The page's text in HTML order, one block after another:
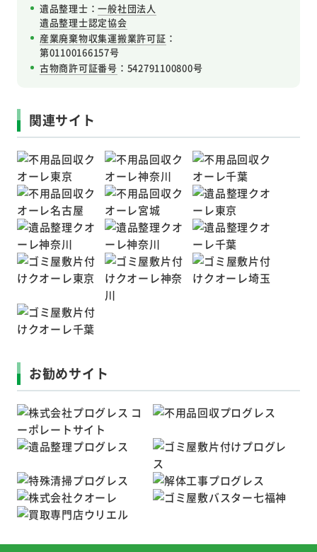
遺品整理士：一般社団法人
遺品整理士認定協会
産業廃棄物収集運搬業許可証 ：
第01100166157号
古物商許可証番号 ：542791100800号
関連サイト
お勧めサイト